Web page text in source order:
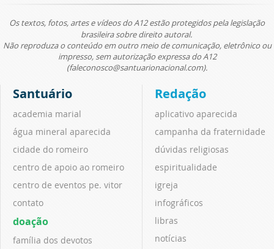
Os textos, fotos, artes e vídeos do A12 estão protegidos pela legislação
brasileira sobre direito autoral.
Não reproduza o conteúdo em outro meio de comunicação, eletrônico ou
impresso, sem autorização expressa do A12
(faleconosco@santuarionacional.com).
Santuário
academia marial
água mineral aparecida
cidade do romeiro
centro de apoio ao romeiro
centro de eventos pe. vitor
contato
doação
família dos devotos
Redação
aplicativo aparecida
campanha da fraternidade
dúvidas religiosas
espiritualidade
igreja
infográficos
libras
notícias